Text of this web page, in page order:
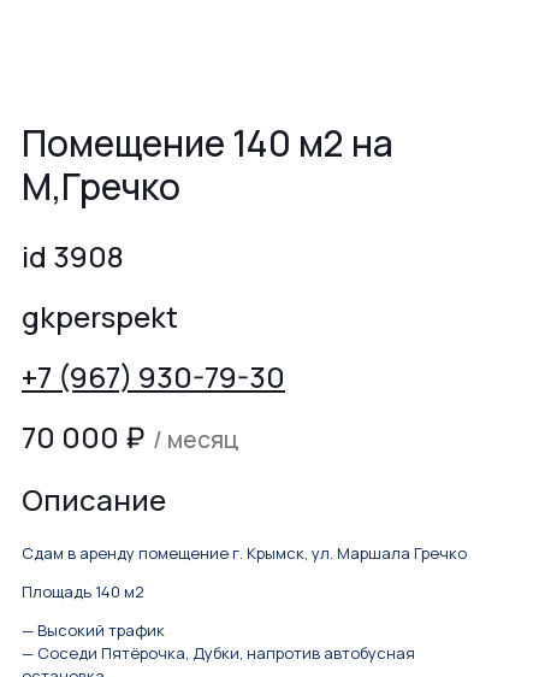
Помещение 140 м2 на
М,Гречко
id 3908
gkperspekt
+7 (967) 930-79-30
70 000 ₽ / месяц
Описание
Сдам в аренду помещение г. Крымск, ул. Маршала Гречко
Площадь 140 м2
— Высокий трафик
— Соседи Пятёрочка, Дубки, напротив автобусная